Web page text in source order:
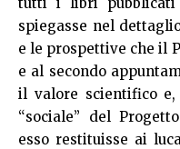
spiegasse nel
e le prospettive che il
e al secondo
il valore scientifico
“sociale” del
esso restituisse ai